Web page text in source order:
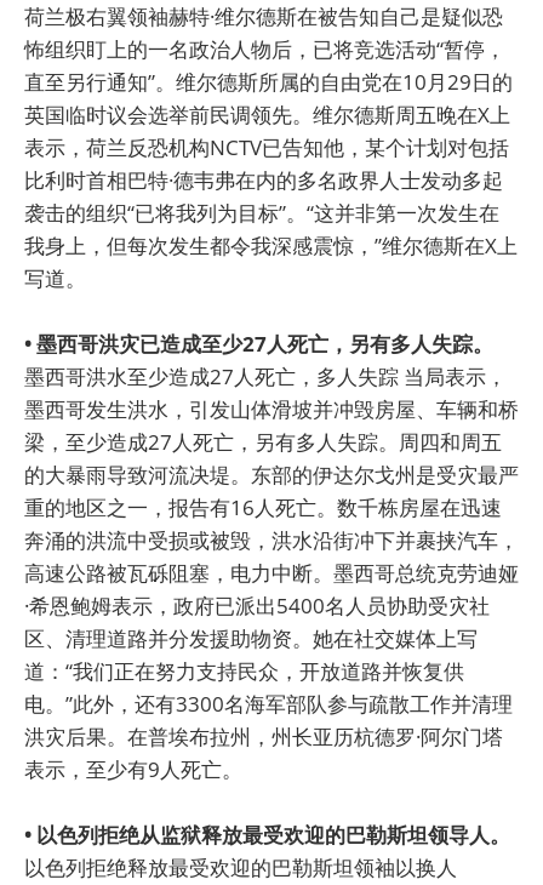
荷兰极右翼领袖赫特·维尔德斯在被告知自己是疑似恐
怖组织盯上的一名政治人物后，已将竞选活动“暂停，
直至另行通知”。维尔德斯所属的自由党在10月29日的
英国临时议会选举前民调领先。维尔德斯周五晚在X上
表示，荷兰反恐机构NCTV已告知他，某个计划对包括
比利时首相巴特·德韦弗在内的多名政界人士发动多起
袭击的组织“已将我列为目标”。“这并非第一次发生在
我身上，但每次发生都令我深感震惊，”维尔德斯在X上
写道。
• 墨西哥洪灾已造成至少27人死亡，另有多人失踪。
墨西哥洪水至少造成27人死亡，多人失踪 当局表示，
墨西哥发生洪水，引发山体滑坡并冲毁房屋、车辆和桥
梁，至少造成27人死亡，另有多人失踪。周四和周五
的大暴雨导致河流决堤。东部的伊达尔戈州是受灾最严
重的地区之一，报告有16人死亡。数千栋房屋在迅速
奔涌的洪流中受损或被毁，洪水沿街冲下并裹挟汽车，
高速公路被瓦砾阻塞，电力中断。墨西哥总统克劳迪娅
·希恩鲍姆表示，政府已派出5400名人员协助受灾社
区、清理道路并分发援助物资。她在社交媒体上写
道：“我们正在努力支持民众，开放道路并恢复供
电。”此外，还有3300名海军部队参与疏散工作并清理
洪灾后果。在普埃布拉州，州长亚历杭德罗·阿尔门塔
表示，至少有9人死亡。
• 以色列拒绝从监狱释放最受欢迎的巴勒斯坦领导人。
以色列拒绝释放最受欢迎的巴勒斯坦领袖以换人